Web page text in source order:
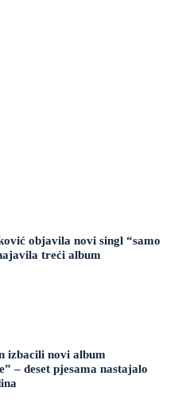
objavila novi singl “samo
treći album
izbacili novi album
– deset pjesama nastajalo